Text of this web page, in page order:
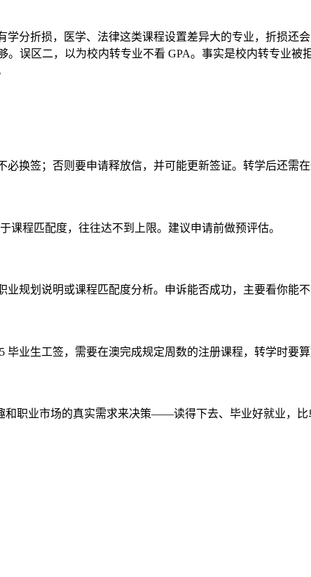
分折损，医学、法律这类课程设置差异大的专业，折损还
。误区二，以为校内转专业不看 GPA。事实是校内转专业
换签；否则要申请释放信，并可能更新签证。转学后还需在
课程匹配度，往往达不到上限。建议申请前做预评估。
规划说明或课程匹配度分析。申诉能否成功，主要看你能不
业生工签，需要在澳完成规定周数的注册课程，转学时要算
职业市场的真实需求来决策——读得下去、毕业好就业，比